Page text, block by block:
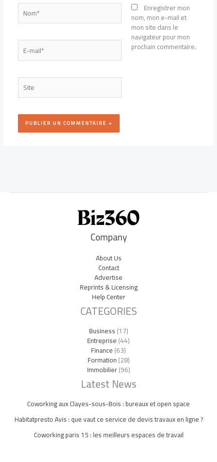
Nom*
E-
mail*
Site
Enregistrer mon
nom, mon e-mail et
mon site dans le
navigateur pour mon
prochain commentaire.
Company
About Us
Contact
Advertise
Reprints & Licensing
Help Center
CATEGORIES
Business(17)
Entreprise(44)
Finance(63)
Formation(28)
Immobilier(96)
Latest News
Coworking aux Clayes-sous-Bois : bureaux et open space
Habitatpresto Avis : que vaut ce service de devis travaux en ligne ?
Coworking paris 15 : les meilleurs espaces de travail